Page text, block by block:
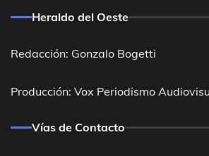
Heraldo del Oeste
Redacción: Gonzalo Bogetti
Producción: Vox Periodismo
Vías de Contacto